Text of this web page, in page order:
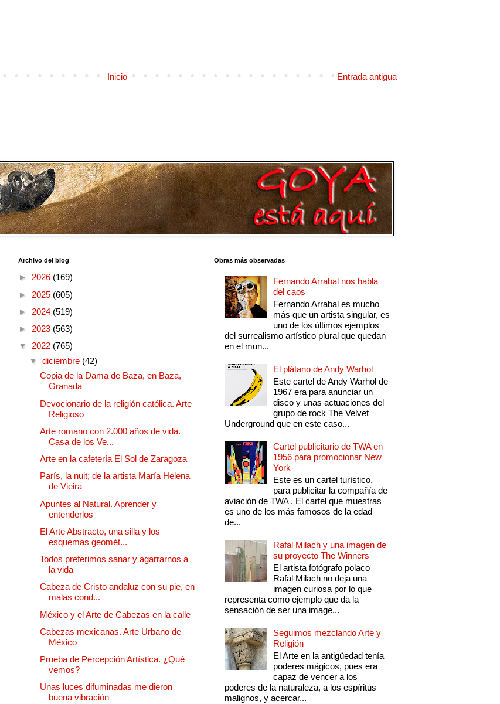
Entrada antigua
Inicio
Archivo del blog
► 2026 (169)
► 2025 (605)
► 2024 (519)
► 2023 (563)
▼ 2022 (765)
▼ diciembre (42)
Copia de la Dama de Baza, en Baza,
Granada
Devocionario de la religión católica. Arte
Religioso
Arte romano con 2.000 años de vida.
Casa de los Ve...
Arte en la cafetería El Sol de Zaragoza
París, la nuit; de la artista María Helena
de Vieira
Apuntes al Natural. Aprender y
entenderlos
El Arte Abstracto, una silla y los
esquemas geomét...
Todos preferimos sanar y agarrarnos a
la vida
Cabeza de Cristo andaluz con su pie, en
malas cond...
México y el Arte de Cabezas en la calle
Cabezas mexicanas. Arte Urbano de
México
Prueba de Percepción Artística. ¿Qué
vemos?
Unas luces difuminadas me dieron
buena vibración
Obras más observadas
Fernando Arrabal nos habla
del caos
Fernando Arrabal es mucho
más que un artista singular, es
uno de los últimos ejemplos
del surrealismo artístico plural que quedan
en el mun...
El plátano de Andy Warhol
Este cartel de Andy Warhol de
1967 era para anunciar un
disco y unas actuaciones del
grupo de rock The Velvet
Underground que en este caso...
Cartel publicitario de TWA en
1956 para promocionar New
York
Este es un cartel turístico,
para publicitar la compañía de
aviación de TWA . El cartel que muestras
es uno de los más famosos de la edad
de...
Rafal Milach y una imagen de
su proyecto The Winners
El artista fotógrafo polaco
Rafal Milach no deja una
imagen curiosa por lo que
representa como ejemplo que da la
sensación de ser una image...
Seguimos mezclando Arte y
Religión
El Arte en la antigüedad tenía
poderes mágicos, pues era
capaz de vencer a los
poderes de la naturaleza, a los espíritus
malignos, y acercar...